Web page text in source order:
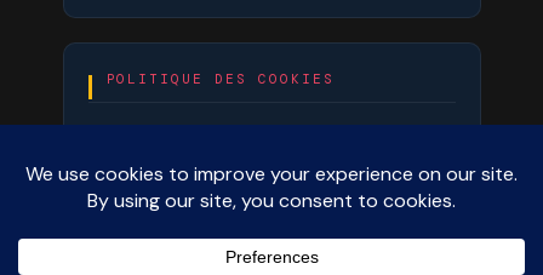
POLITIQUE DES COOKIES